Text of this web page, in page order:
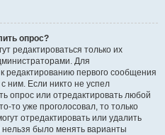
опрос?
редактироваться только их
Для
редактированию первого сообщения
ним. Если никто не успел
опрос или отредактировать любой
то уже проголосовал, то только
отредактировать или удалить
было менять варианты